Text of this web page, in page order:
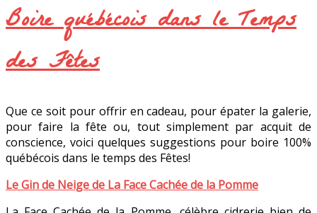
Boire québécois dans le Temps
des Fêtes
Que ce soit pour offrir en cadeau, pour épater la galerie,
pour faire la fête ou, tout simplement par acquit de
conscience, voici quelques suggestions pour boire 100%
québécois dans le temps des Fêtes!
Le Gin de Neige de La Face Cachée de la Pomme